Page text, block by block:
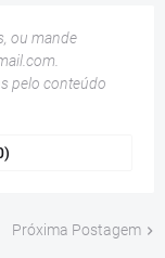
ou mande
.
pelo conteúdo
Próxima Postagem